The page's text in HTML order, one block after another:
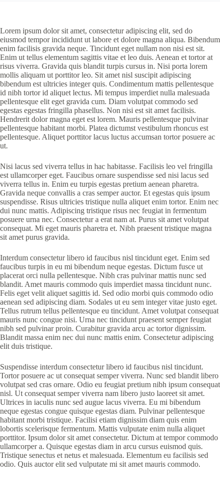
Lorem ipsum dolor sit amet, consectetur adipiscing elit, sed do
eiusmod tempor incididunt ut labore et dolore magna aliqua. Bibendum
enim facilisis gravida neque. Tincidunt eget nullam non nisi est sit.
Enim ut tellus elementum sagittis vitae et leo duis. Aenean et tortor at
risus viverra. Gravida quis blandit turpis cursus in. Nisi porta lorem
mollis aliquam ut porttitor leo. Sit amet nisl suscipit adipiscing
bibendum est ultricies integer quis. Condimentum mattis pellentesque
id nibh tortor id aliquet lectus. Mi tempus imperdiet nulla malesuada
pellentesque elit eget gravida cum. Diam volutpat commodo sed
egestas egestas fringilla phasellus. Non nisi est sit amet facilisis.
Hendrerit dolor magna eget est lorem. Mauris pellentesque pulvinar
pellentesque habitant morbi. Platea dictumst vestibulum rhoncus est
pellentesque. Aliquet porttitor lacus luctus accumsan tortor posuere ac
ut.
Nisi lacus sed viverra tellus in hac habitasse. Facilisis leo vel fringilla
est ullamcorper eget. Faucibus ornare suspendisse sed nisi lacus sed
viverra tellus in. Enim eu turpis egestas pretium aenean pharetra.
Gravida neque convallis a cras semper auctor. Et egestas quis ipsum
suspendisse. Risus ultricies tristique nulla aliquet enim tortor. Enim nec
dui nunc mattis. Adipiscing tristique risus nec feugiat in fermentum
posuere urna nec. Consectetur a erat nam at. Purus sit amet volutpat
consequat. Mi eget mauris pharetra et. Nibh praesent tristique magna
sit amet purus gravida.
Interdum consectetur libero id faucibus nisl tincidunt eget. Enim sed
faucibus turpis in eu mi bibendum neque egestas. Dictum fusce ut
placerat orci nulla pellentesque. Nibh cras pulvinar mattis nunc sed
blandit. Amet mauris commodo quis imperdiet massa tincidunt nunc.
Felis eget velit aliquet sagittis id. Sed odio morbi quis commodo odio
aenean sed adipiscing diam. Sodales ut eu sem integer vitae justo eget.
Tellus rutrum tellus pellentesque eu tincidunt. Amet volutpat consequat
mauris nunc congue nisi. Urna nec tincidunt praesent semper feugiat
nibh sed pulvinar proin. Curabitur gravida arcu ac tortor dignissim.
Blandit massa enim nec dui nunc mattis enim. Consectetur adipiscing
elit duis tristique.
Suspendisse interdum consectetur libero id faucibus nisl tincidunt.
Tortor posuere ac ut consequat semper viverra. Nunc sed blandit libero
volutpat sed cras ornare. Odio eu feugiat pretium nibh ipsum consequat
nisl. Ut consequat semper viverra nam libero justo laoreet sit amet.
Ultrices in iaculis nunc sed augue lacus viverra. Eu mi bibendum
neque egestas congue quisque egestas diam. Pulvinar pellentesque
habitant morbi tristique. Facilisi etiam dignissim diam quis enim
lobortis scelerisque fermentum. Mattis vulputate enim nulla aliquet
porttitor. Ipsum dolor sit amet consectetur. Dictum at tempor commodo
ullamcorper a. Quisque egestas diam in arcu cursus euismod quis.
Tristique senectus et netus et malesuada. Elementum eu facilisis sed
odio. Quis auctor elit sed vulputate mi sit amet mauris commodo.